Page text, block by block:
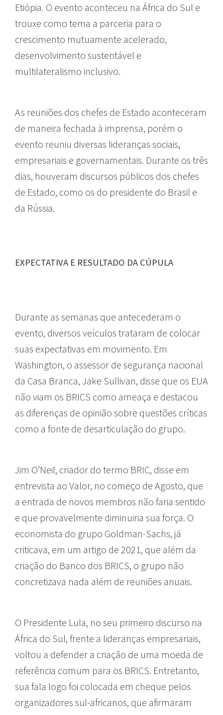
Etiópia. O evento aconteceu na África do Sul e
trouxe como tema a parceria para o
crescimento mutuamente acelerado,
desenvolvimento sustentável e
multilateralismo inclusivo.
As reuniões dos chefes de Estado aconteceram
de maneira fechada à imprensa, porém o
evento reuniu diversas lideranças sociais,
empresariais e governamentais. Durante os três
dias, houveram discursos públicos dos chefes
de Estado, como os do presidente do Brasil e
da Rússia.
EXPECTATIVA E RESULTADO DA CÚPULA
Durante as semanas que antecederam o
evento, diversos veículos trataram de colocar
suas expectativas em movimento. Em
Washington, o assessor de segurança nacional
da Casa Branca, Jake Sullivan, disse que os EUA
não viam os BRICS como ameaça e destacou
as diferenças de opinião sobre questões críticas
como a fonte de desarticulação do grupo.
Jim O’Neil, criador do termo BRIC, disse em
entrevista ao Valor, no começo de Agosto, que
a entrada de novos membros não faria sentido
e que provavelmente diminuiria sua força. O
economista do grupo Goldman-Sachs, já
criticava, em um artigo de 2021, que além da
criação do Banco dos BRICS, o grupo não
concretizava nada além de reuniões anuais.
O Presidente Lula, no seu primeiro discurso na
África do Sul, frente a lideranças empresariais,
voltou a defender a criação de uma moeda de
referência comum para os BRICS. Entretanto,
sua fala logo foi colocada em cheque pelos
organizadores sul-africanos, que afirmaram